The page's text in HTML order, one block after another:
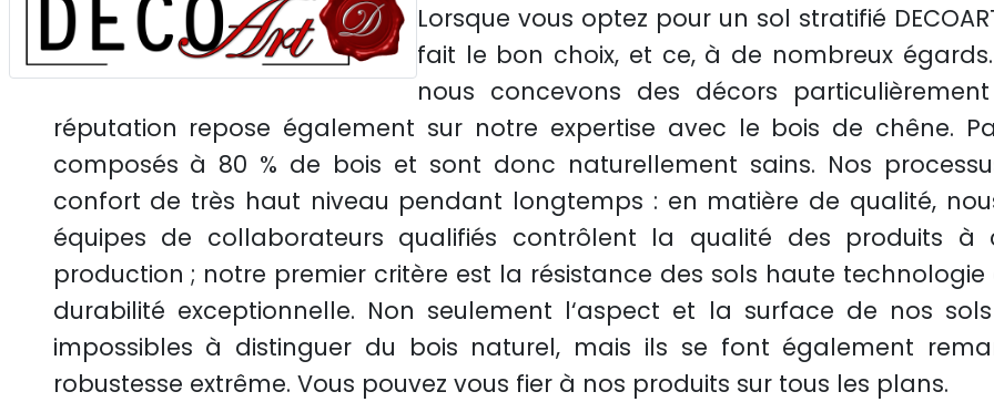
Lorsque vous optez pour un sol stratifié
fait le bon choix, et ce, à de nombreux
nous concevons des décors
réputation repose également sur notre expertise avec le bois de chêne.
composés à 80 % de bois et sont donc naturellement sains. Nos
confort de très haut niveau pendant longtemps : en matière de qualité,
équipes de collaborateurs qualifiés contrôlent la qualité des produits
production ; notre premier critère est la résistance des sols haute
durabilité exceptionnelle. Non seulement l‘aspect et la surface de nos
impossibles à distinguer du bois naturel, mais ils se font également
robustesse extrême. Vous pouvez vous fier à nos produits sur tous les plans.